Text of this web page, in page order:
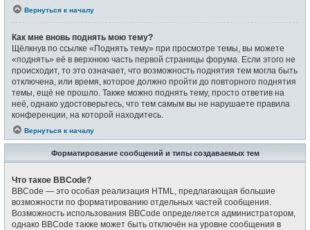
Вернуться к началу
Как мне вновь поднять мою тему?
Щёлкнув по ссылке «Поднять тему» при просмотре темы, вы можете
«поднять» её в верхнюю часть первой страницы форума. Если этого не
происходит, то это означает, что возможность поднятия тем могла быть
отключена, или время, которое должно пройти до повторного поднятия
темы, ещё не прошло. Также можно поднять тему, просто ответив на
неё, однако удостоверьтесь, что тем самым вы не нарушаете правила
конференции, на которой находитесь.
Вернуться к началу
Форматирование сообщений и типы создаваемых тем
Что такое BBCode?
BBCode — это особая реализация HTML, предлагающая большие
возможности по форматированию отдельных частей сообщения.
Возможность использования BBCode определяется администратором,
однако BBCode также может быть отключён на уровне сообщения в